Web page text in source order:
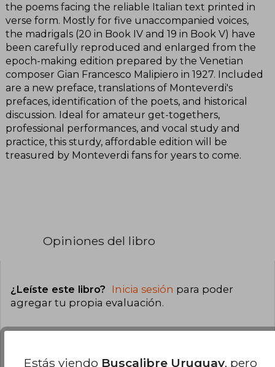
the poems facing the reliable Italian text printed in
verse form. Mostly for five unaccompanied voices,
the madrigals (20 in Book IV and 19 in Book V) have
been carefully reproduced and enlarged from the
epoch-making edition prepared by the Venetian
composer Gian Francesco Malipiero in 1927. Included
are a new preface, translations of Monteverdi's
prefaces, identification of the poets, and historical
discussion. Ideal for amateur get-togethers,
professional performances, and vocal study and
practice, this sturdy, affordable edition will be
treasured by Monteverdi fans for years to come.
Opiniones del libro
¿Leíste este libro? Inicia sesión para poder
agregar tu propia evaluación.
0% (0)
Estás viendo Buscalibre Uruguay, pero